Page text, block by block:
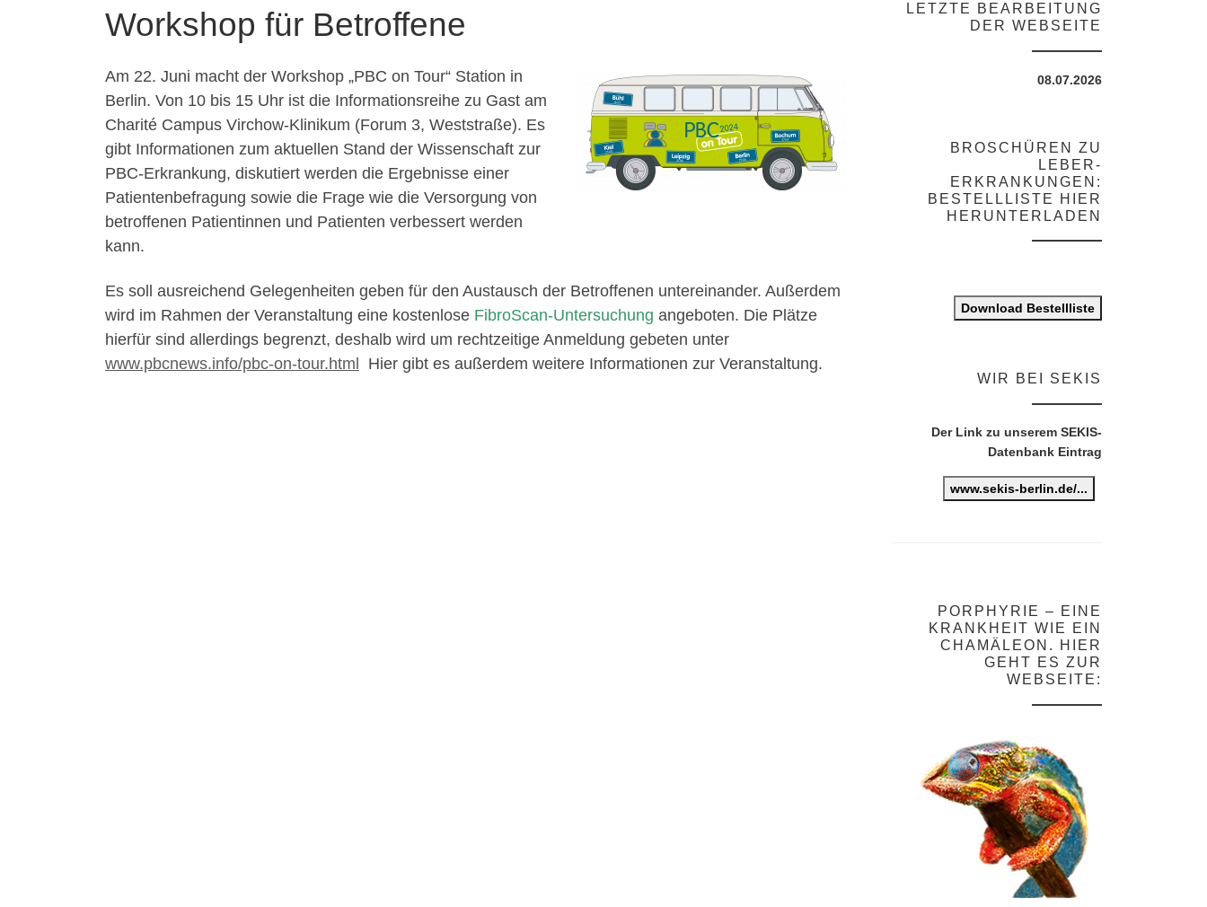
Workshop für Betroffene
Am 22. Juni macht der Workshop „PBC on Tour“ Station in
Berlin. Von 10 bis 15 Uhr ist die Informationsreihe zu Gast am
Charité Campus Virchow-Klinikum (Forum 3, Weststraße). Es
gibt Informationen zum aktuellen Stand der Wissenschaft zur
PBC-Erkrankung, diskutiert werden die Ergebnisse einer
Patientenbefragung sowie die Frage wie die Versorgung von
betroffenen Patientinnen und Patienten verbessert werden
kann.
Es soll ausreichend Gelegenheiten geben für den Austausch der Betroffenen untereinander. Außerdem
wird im Rahmen der Veranstaltung eine kostenlose FibroScan-Untersuchung angeboten. Die Plätze
hierfür sind allerdings begrenzt, deshalb wird um rechtzeitige Anmeldung gebeten unter
www.pbcnews.info/pbc-on-tour.html Hier gibt es außerdem weitere Informationen zur Veranstaltung.
LETZTE BEARBEITUNG
DER WEBSEITE
08.07.2026
BROSCHÜREN ZU
LEBER-
ERKRANKUNGEN:
BESTELLLISTE HIER
HERUNTERLADEN
Download Bestellliste
WIR BEI SEKIS
Der Link zu unserem SEKIS-
Datenbank Eintrag
www.sekis-berlin.de/...
PORPHYRIE – EINE
KRANKHEIT WIE EIN
CHAMÄLEON. HIER
GEHT ES ZUR
WEBSEITE: